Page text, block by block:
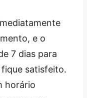
e o
7 dias para
satisfeito.
horário